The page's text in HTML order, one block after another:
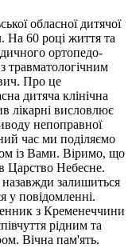
обласної дитячої
На 60 році життя та
ортопедо-
травматологічним
Про це
дитяча клінічна
лікарні висловлює
непоправної
час ми поділяємо
із Вами. Віримо, що
Царство Небесне.
залишиться
у повідомленні.
з Кременеччини
рідним та
Вічна пам'ять.